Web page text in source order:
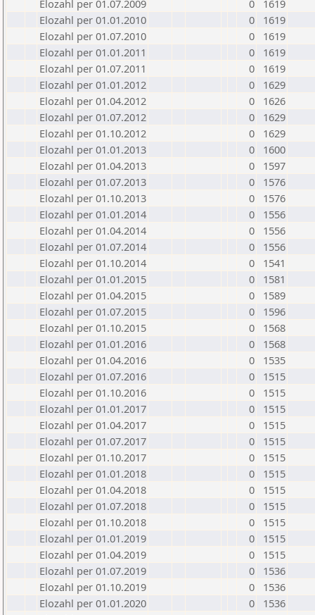
Elozahl per 01.07.2009
0
1619
Elozahl per 01.01.2010
0
1619
Elozahl per 01.07.2010
0
1619
Elozahl per 01.01.2011
0
1619
Elozahl per 01.07.2011
0
1619
Elozahl per 01.01.2012
0
1629
Elozahl per 01.04.2012
0
1626
Elozahl per 01.07.2012
0
1629
Elozahl per 01.10.2012
0
1629
Elozahl per 01.01.2013
0
1600
Elozahl per 01.04.2013
0
1597
Elozahl per 01.07.2013
0
1576
Elozahl per 01.10.2013
0
1576
Elozahl per 01.01.2014
0
1556
Elozahl per 01.04.2014
0
1556
Elozahl per 01.07.2014
0
1556
Elozahl per 01.10.2014
0
1541
Elozahl per 01.01.2015
0
1581
Elozahl per 01.04.2015
0
1589
Elozahl per 01.07.2015
0
1596
Elozahl per 01.10.2015
0
1568
Elozahl per 01.01.2016
0
1568
Elozahl per 01.04.2016
0
1535
Elozahl per 01.07.2016
0
1515
Elozahl per 01.10.2016
0
1515
Elozahl per 01.01.2017
0
1515
Elozahl per 01.04.2017
0
1515
Elozahl per 01.07.2017
0
1515
Elozahl per 01.10.2017
0
1515
Elozahl per 01.01.2018
0
1515
Elozahl per 01.04.2018
0
1515
Elozahl per 01.07.2018
0
1515
Elozahl per 01.10.2018
0
1515
Elozahl per 01.01.2019
0
1515
Elozahl per 01.04.2019
0
1515
Elozahl per 01.07.2019
0
1536
Elozahl per 01.10.2019
0
1536
Elozahl per 01.01.2020
0
1536